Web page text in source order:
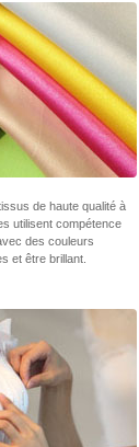
de haute qualité à
utilisent compétence
des couleurs
et être brillant.